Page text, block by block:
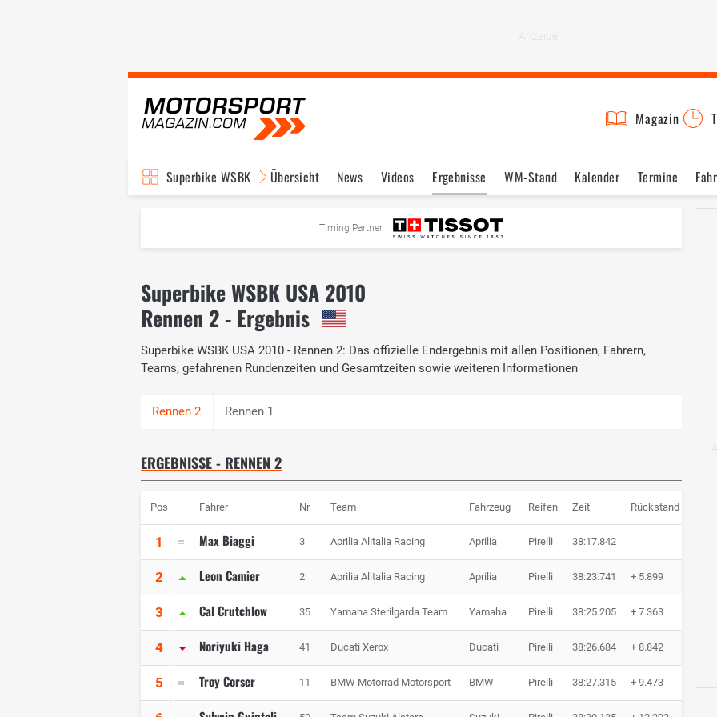
Magazin
Superbike WSBK Übersicht News Videos Ergebnisse WM-Stand Kalender Termine
Timing Partner
Superbike WSBK USA 2010
Rennen 2 - Ergebnis
Superbike WSBK USA 2010 - Rennen 2: Das offizielle Endergebnis mit allen Positionen, Fahrern,
Teams, gefahrenen Rundenzeiten und Gesamtzeiten sowie weiteren Informationen
Rennen 1
ERGEBNISSE - RENNEN 2
Pos Fahrer Nr Team Fahrzeug Reifen Zeit Rückstand
1 Max Biaggi 3 Aprilia Alitalia Racing Aprilia Pirelli 38:17.842
2 Leon Camier 2 Aprilia Alitalia Racing Aprilia Pirelli 38:23.741 + 5.899
3 Cal Crutchlow 35 Yamaha Sterilgarda Team Yamaha Pirelli 38:25.205 + 7.363
4 Noriyuki Haga 41 Ducati Xerox Ducati Pirelli 38:26.684 + 8.842
5 Troy Corser 11 BMW Motorrad Motorsport BMW Pirelli 38:27.315 + 9.473